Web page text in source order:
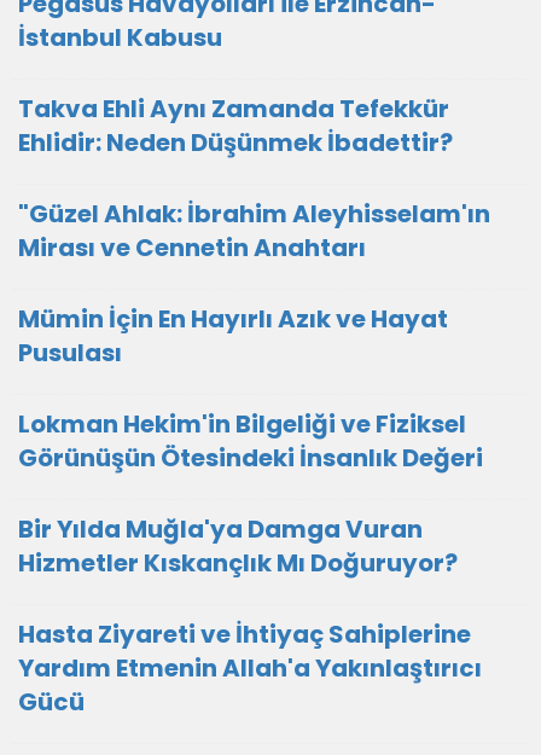
İstanbul Kabusu
Takva Ehli Aynı Zamanda Tefekkür
Ehlidir: Neden Düşünmek İbadettir?
"Güzel Ahlak: İbrahim Aleyhisselam'ın
Mirası ve Cennetin Anahtarı
Mümin İçin En Hayırlı Azık ve Hayat
Pusulası
Lokman Hekim'in Bilgeliği ve Fiziksel
Görünüşün Ötesindeki İnsanlık Değeri
Bir Yılda Muğla'ya Damga Vuran
Hizmetler Kıskançlık Mı Doğuruyor?
Hasta Ziyareti ve İhtiyaç Sahiplerine
Yardım Etmenin Allah'a Yakınlaştırıcı
Gücü